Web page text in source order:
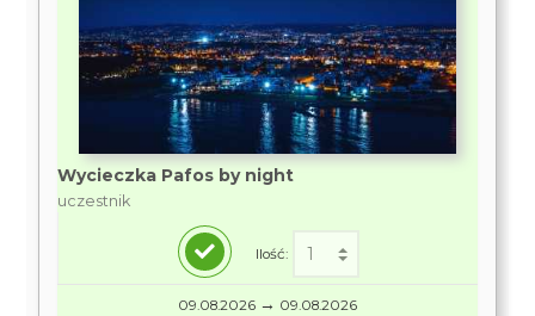
Wycieczka Pafos by night
uczestnik
Ilość:
09.08.2026 → 09.08.2026